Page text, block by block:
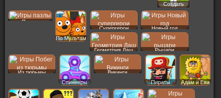
Создать
Пер
Пазлы
По Мультам
Супергерои Новый год
Геометрия Даш Рыцари
Из тюрьмы
Спиннеры
Викинги
Пираты
Адам и Ева